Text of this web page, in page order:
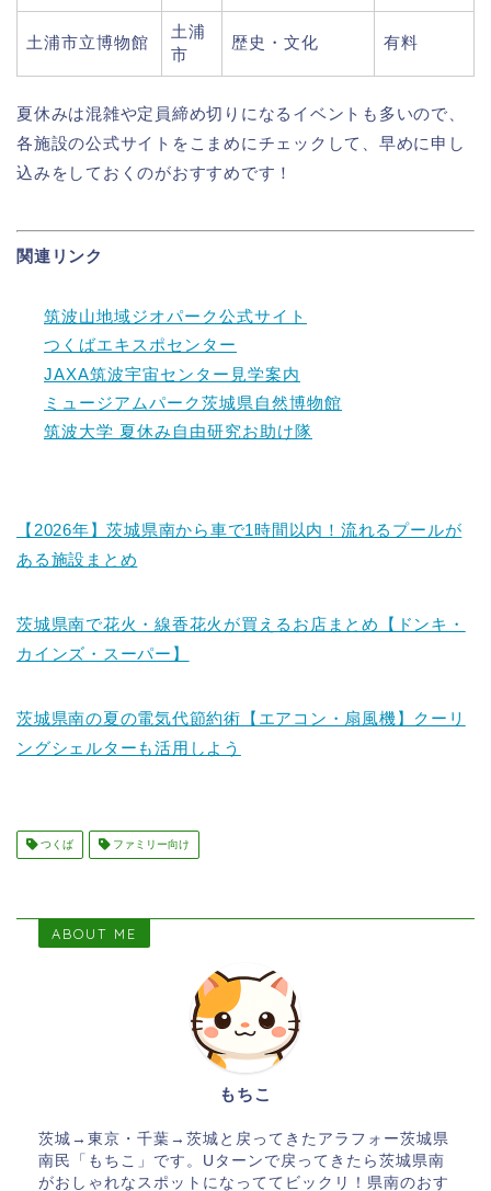
土浦市立博物館
土浦
市
歴史・文化 有料
夏休みは混雑や定員締め切りになるイベントも多いので、
各施設の公式サイトをこまめにチェックして、早めに申し
込みをしておくのがおすすめです！
関連リンク
筑波山地域ジオパーク公式サイト
つくばエキスポセンター
JAXA筑波宇宙センター見学案内
ミュージアムパーク茨城県自然博物館
筑波大学 夏休み自由研究お助け隊
【2026年】茨城県南から車で1時間以内！流れるプールが
ある施設まとめ
茨城県南で花火・線香花火が買えるお店まとめ【ドンキ・
カインズ・スーパー】
茨城県南の夏の電気代節約術【エアコン・扇風機】クーリ
ングシェルターも活用しよう
つくば ファミリー向け
ABOUT ME
もちこ
茨城→東京・千葉→茨城と戻ってきたアラフォー茨城県
南民「もちこ」です。Uターンで戻ってきたら茨城県南
がおしゃれなスポットになっててビックリ！県南のおす